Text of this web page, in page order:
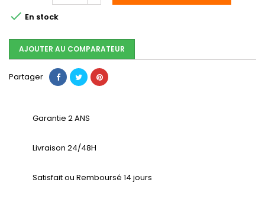
 En stock
AJOUTER AU COMPARATEUR
Partager
Garantie 2 ANS
Livraison 24/48H
Satisfait ou Remboursé 14 jours